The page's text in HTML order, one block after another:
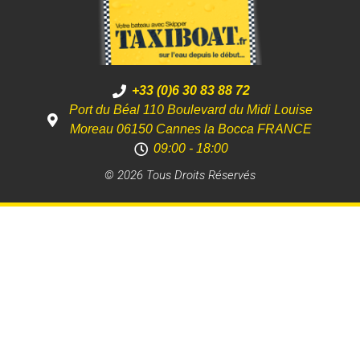
+33 (0)6 30 83 88 72
Port du Béal 110 Boulevard du Midi Louise
Moreau 06150 Cannes la Bocca FRANCE
09:00 - 18:00
© 2026 Tous Droits Réservés